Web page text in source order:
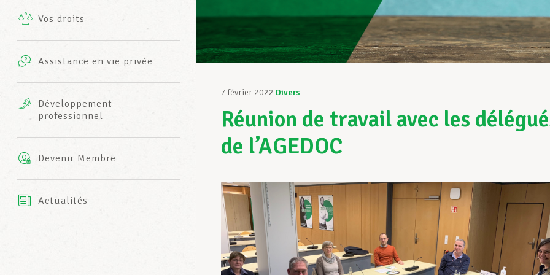
INFO-CENTER
Vos droits
Assistance en vie privée
complémentaires
AXA
Développement
professionnel
Devenir Membre
Actualités
7 février 2022 Divers
Réunion de travail avec les
de l’AGEDOC